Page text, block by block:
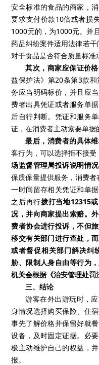
安全标准的食品的商家，
要求支付价款10倍或者损
1000元的，为1000元。并
药品纠纷案件适用法律若
对于食品是否符合质量标准
其次，商家应保证价
益保护法》第20条第3款和
务应当明码标价，并且应
费者出具凭证或者服务单
后自行判断。凭证和服务
证，在消费者主动索要单据
最后，消费者的具体维
客行为，可以选择拒不接受
场监督管理局投诉说明情况
保质保量提供服务， 消费者
一时间留存相关凭证和单
之后再行拨打当地12315或
况，并向商家提出索赔。
费者协会进行投诉，不但
移交有关部门进行查处，
或者督促相关部门解决纠
胁、限制人身自由等行为
机关会根据《治安管理处罚
三、结论
游客在外出游玩时，
身情况选择购买保险、住
事先了解价格并保留好就
设备，及时固定证据。必
极主动维护自己的权益，
报。